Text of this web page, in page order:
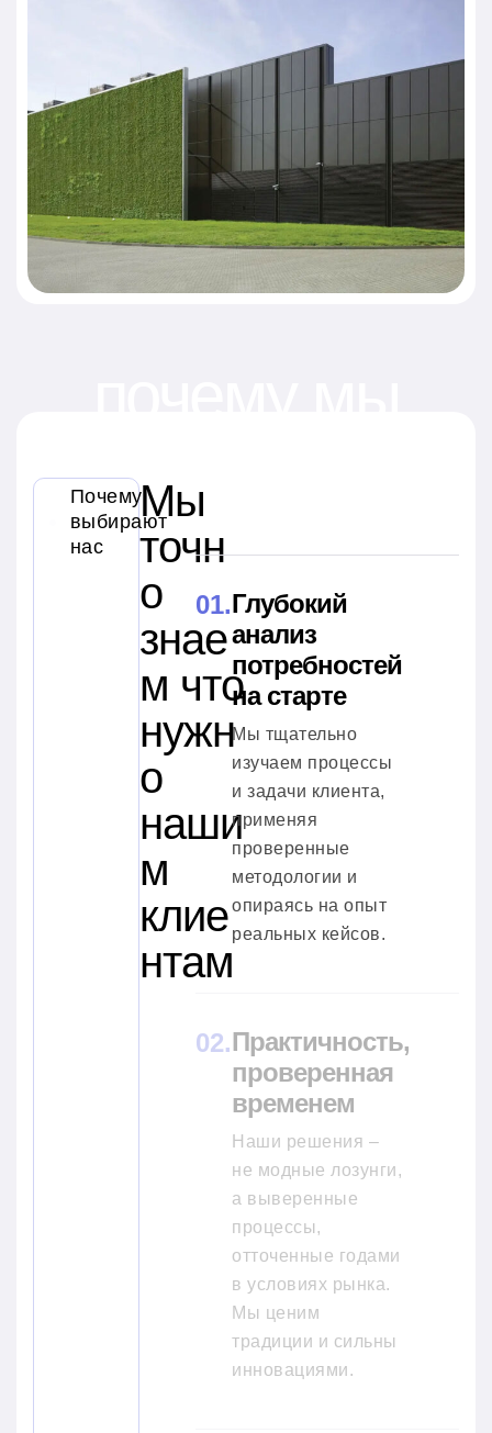
Почему
выбирают
нас
Мы
точн
о
знае
м что
нужн
о
наши
м
клие
нтам
Глубокий
анализ
потребностей
на старте
Мы тщательно
изучаем процессы
и задачи клиента,
применяя
проверенные
методологии и
опираясь на опыт
реальных кейсов.
Практичность,
проверенная
временем
Наши решения –
не модные лозунги,
а выверенные
процессы,
отточенные годами
в условиях рынка.
Мы ценим
традиции и сильны
инновациями.